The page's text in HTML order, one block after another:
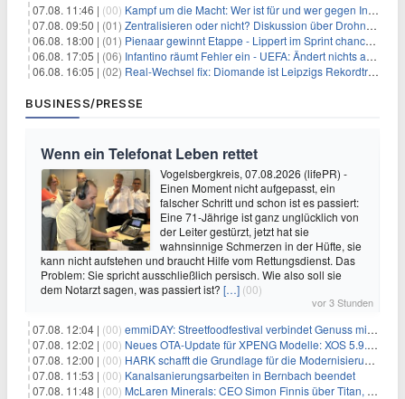
07.08. 11:46 | (00) Kampf um die Macht: Wer ist für und wer gegen Infantino?
07.08. 09:50 | (01) Zentralisieren oder nicht? Diskussion über Drohnenabwehr
06.08. 18:00 | (01) Pienaar gewinnt Etappe - Lippert im Sprint chancenlos
06.08. 17:05 | (06) Infantino räumt Fehler ein - UEFA: Ändert nichts an Boykott
06.08. 16:05 | (02) Real-Wechsel fix: Diomande ist Leipzigs Rekordtransfer
BUSINESS/PRESSE
Wenn ein Telefonat Leben rettet
Vogelsbergkreis, 07.08.2026 (lifePR) -
Einen Moment nicht aufgepasst, ein
falscher Schritt und schon ist es passiert:
Eine 71-Jährige ist ganz unglücklich von
der Leiter gestürzt, jetzt hat sie
wahnsinnige Schmerzen in der Hüfte, sie
kann nicht aufstehen und braucht Hilfe vom Rettungsdienst. Das
Problem: Sie spricht ausschließlich persisch. Wie also soll sie
dem Notarzt sagen, was passiert ist? […] (00)
vor 3 Stunden
07.08. 12:04 | (00) emmiDAY: Streetfoodfestival verbindet Genuss mit Engagement gegen Brustkrebs
07.08. 12:02 | (00) Neues OTA-Update für XPENG Modelle: XOS 5.9.5 erweitert Sicherheits-, Lade- und Komfortfunktionen
07.08. 12:00 | (00) HARK schafft die Grundlage für die Modernisierung seiner IBM i-Anwendungen
07.08. 11:53 | (00) Kanalsanierungsarbeiten in Bernbach beendet
07.08. 11:48 | (00) McLaren Minerals: CEO Simon Finnis über Titan, Zirkon und Seltene Erden